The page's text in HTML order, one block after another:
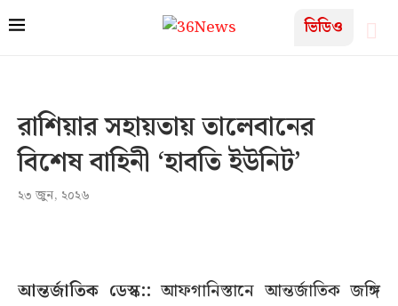
ভিডিও
রাশিয়ার সহায়তায় তালেবানের
বিশেষ বাহিনী ‘হাবতি ইউনিট’
২৩ জুন, ২০২৬
আন্তর্জাতিক ডেস্ক:: আফগানিস্তানে আন্তর্জাতিক জঙ্গি